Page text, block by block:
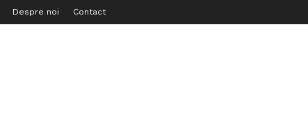
Despre noi Contact